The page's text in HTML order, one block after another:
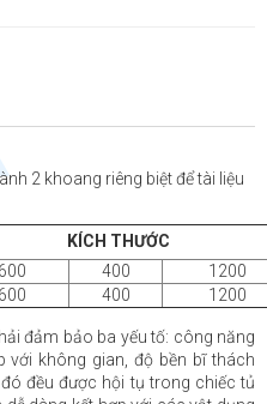
2 khoang riêng biệt để tài liệu
KÍCH THƯỚC
400
1200
400 1200
đảm bảo ba yếu tố: công năng
với không gian, độ bền bĩ thách
đều được hội tụ trong chiếc tủ